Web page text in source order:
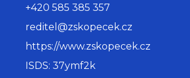
+420 585 385 357
reditel@zskopecek.cz
https://www.zskopecek.cz
ISDS: 37ymf2k